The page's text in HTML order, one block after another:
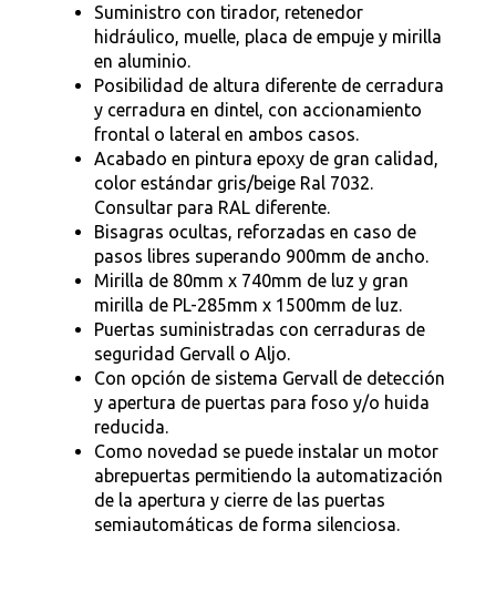
Suministro con tirador, retenedor
hidráulico, muelle, placa de empuje y mirilla
en aluminio.
Posibilidad de altura diferente de cerradura
y cerradura en dintel, con accionamiento
frontal o lateral en ambos casos.
Acabado en pintura epoxy de gran calidad,
color estándar gris/beige Ral 7032.
Consultar para RAL diferente.
Bisagras ocultas, reforzadas en caso de
pasos libres superando 900mm de ancho.
Mirilla de 80mm x 740mm de luz y gran
mirilla de PL-285mm x 1500mm de luz.
Puertas suministradas con cerraduras de
seguridad Gervall o Aljo.
Con opción de sistema Gervall de detección
y apertura de puertas para foso y/o huida
reducida.
Como novedad se puede instalar un motor
abrepuertas permitiendo la automatización
de la apertura y cierre de las puertas
semiautomáticas de forma silenciosa.